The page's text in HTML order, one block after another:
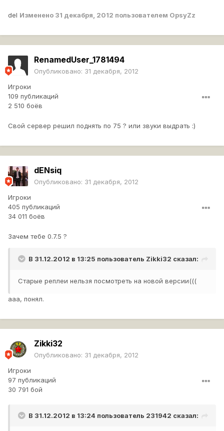
del Изменено 31 декабря, 2012 пользователем OpsyZz
RenamedUser_1781494
Опубликовано: 31 декабря, 2012
Игроки
109 публикаций
2 510 боёв
Свой сервер решил поднять по 75 ? или звуки выдрать :)
dENsiq
Опубликовано: 31 декабря, 2012
Игроки
405 публикаций
34 011 боёв
Зачем тебе 0.7.5 ?
В 31.12.2012 в 13:25 пользователь Zikki32 сказал:
Старые реплеи нельзя посмотреть на новой версии(((
ааа, понял.
Zikki32
Опубликовано: 31 декабря, 2012
Игроки
97 публикаций
30 791 бой
В 31.12.2012 в 13:24 пользователь 231942 сказал: